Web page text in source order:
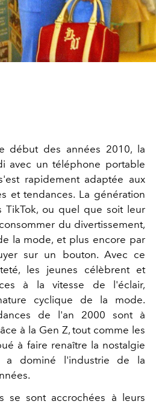
début des années 2010, la
avec un téléphone portable
rapidement adaptée aux
et tendances. La génération
TikTok, ou quel que soit leur
du divertissement,
la mode, et plus encore par
sur un bouton. Avec ce
les jeunes célèbrent et
à la vitesse de l'éclair,
cyclique de la mode.
de l'an 2000 sont à
à la Gen Z, tout comme les
à faire renaître la nostalgie
a dominé l'industrie de la
se sont accrochées à leurs